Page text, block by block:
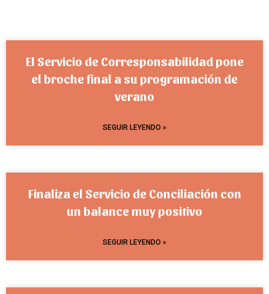
El Servicio de Corresponsabilidad pone
el broche final a su programación de
verano
SEGUIR LEYENDO »
Finaliza el Servicio de Conciliación con
un balance muy positivo
SEGUIR LEYENDO »